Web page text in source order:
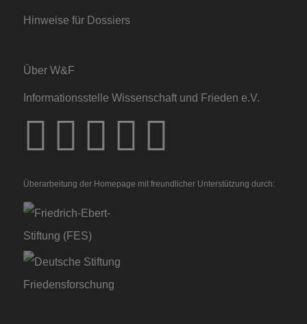
Hinweise für Dossiers
Über W&F
Informationsstelle Wissenschaft und Frieden e.V.
Überarbeitung der Homepage mit freundlicher Unterstützung durch: